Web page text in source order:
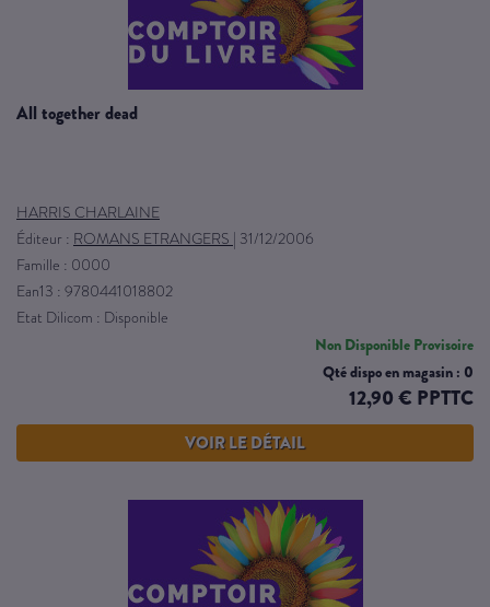
all together dead
HARRIS CHARLAINE
Éditeur : ROMANS ETRANGERS | 31/12/2006
Famille : 0000
Ean13 : 9780441018802
Etat Dilicom : Disponible
Non Disponible Provisoire
Qté dispo en magasin : 0
12,90 € PPTTC
VOIR LE DÉTAIL